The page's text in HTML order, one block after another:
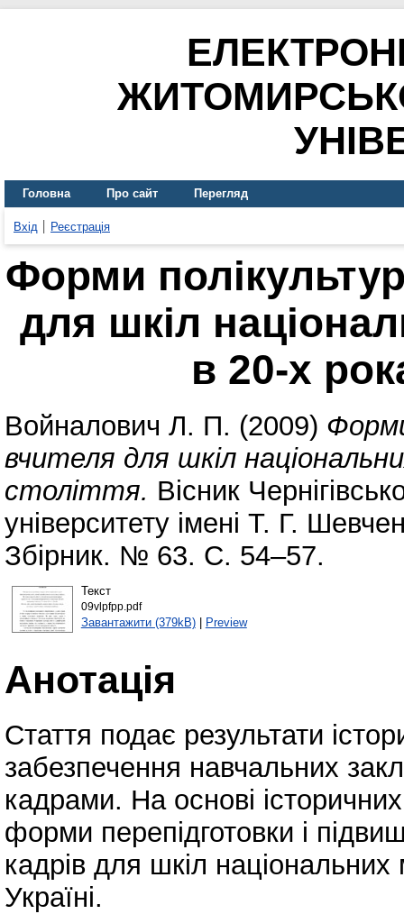
Головна Про сайт Перегляд
Вхід Реєстрація
Форми
для шкіл
в 20-х
Войналович Л. П. (2009)
вчителя для шкіл
століття. Вісник
університету імені Т. Г.
Збірник. № 63. С. 54–57.
Текст
09vlpfpp.pdf
Завантажити (379kB)| Preview
Анотація
Стаття подає результати
забезпечення навчальних
кадрами. На основі
форми перепідготовки і
кадрів для шкіл
Україні.